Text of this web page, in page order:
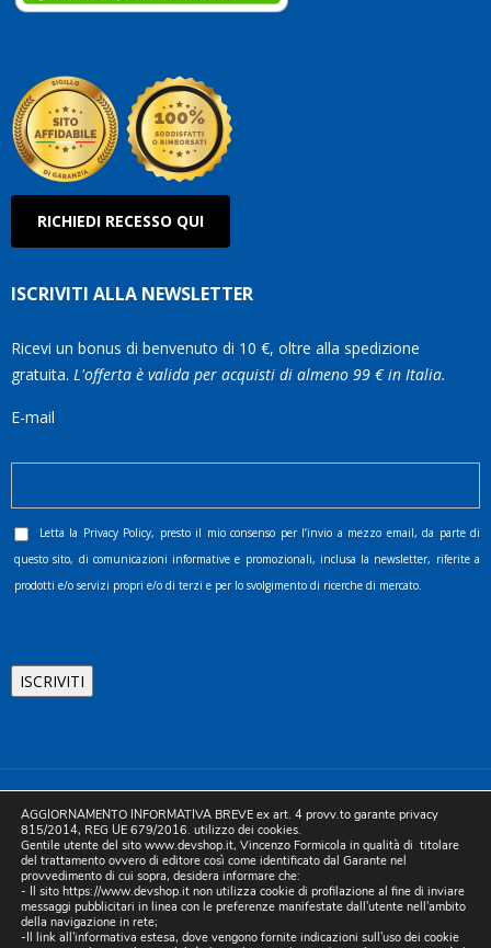
RICHIEDI RECESSO QUI
ISCRIVITI ALLA NEWSLETTER
Ricevi un bonus di benvenuto di 10 €, oltre alla spedizione
gratuita. L'offerta è valida per acquisti di almeno 99 € in Italia.
E-mail
Letta la Privacy Policy, presto il mio consenso per l’invio a mezzo email, da parte di
questo sito, di comunicazioni informative e promozionali, inclusa la newsletter, riferite a
prodotti e/o servizi propri e/o di terzi e per lo svolgimento di ricerche di mercato.
80055 Portici (NA). pec: devinternational@pec.it P.IVA
05754741212 | REA NA-773826 | Capitale sociale 10.000 euro i.v.
| Developed by Digital & Viral
AGGIORNAMENTO INFORMATIVA BREVE ex art. 4 provv.to garante privacy
815/2014, REG UE 679/2016. utilizzo dei cookies.
Gentile utente del sito www.devshop.it, Vincenzo Formicola in qualità di titolare
del trattamento ovvero di editore così come identificato dal Garante nel
provvedimento di cui sopra, desidera informare che:
- Il sito https://www.devshop.it non utilizza cookie di profilazione al fine di inviare
messaggi pubblicitari in linea con le preferenze manifestate dall'utente nell'ambito
della navigazione in rete;
-Il link all'informativa estesa, dove vengono fornite indicazioni sull'uso dei cookie